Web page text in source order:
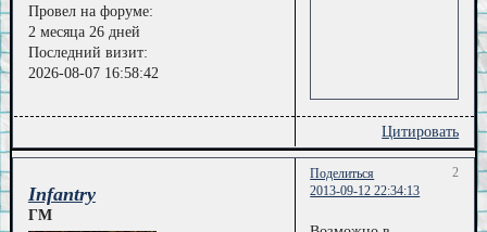
Провел на форуме:
2 месяца 26 дней
Последний визит:
2026-08-07 16:58:42
Цитировать
Поделиться
2
2013-09-12 22:34:13
Infantry
ГМ